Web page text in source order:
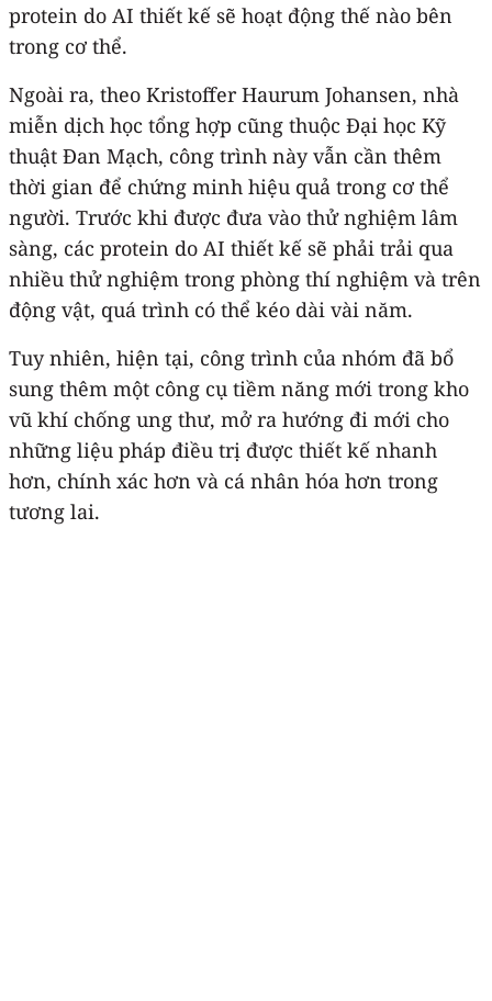
protein do AI thiết kế sẽ hoạt động thế nào bên
trong cơ thể.
Ngoài ra, theo Kristoffer Haurum Johansen, nhà
miễn dịch học tổng hợp cũng thuộc Đại học Kỹ
thuật Đan Mạch, công trình này vẫn cần thêm
thời gian để chứng minh hiệu quả trong cơ thể
người. Trước khi được đưa vào thử nghiệm lâm
sàng, các protein do AI thiết kế sẽ phải trải qua
nhiều thử nghiệm trong phòng thí nghiệm và trên
động vật, quá trình có thể kéo dài vài năm.
Tuy nhiên, hiện tại, công trình của nhóm đã bổ
sung thêm một công cụ tiềm năng mới trong kho
vũ khí chống ung thư, mở ra hướng đi mới cho
những liệu pháp điều trị được thiết kế nhanh
hơn, chính xác hơn và cá nhân hóa hơn trong
tương lai.